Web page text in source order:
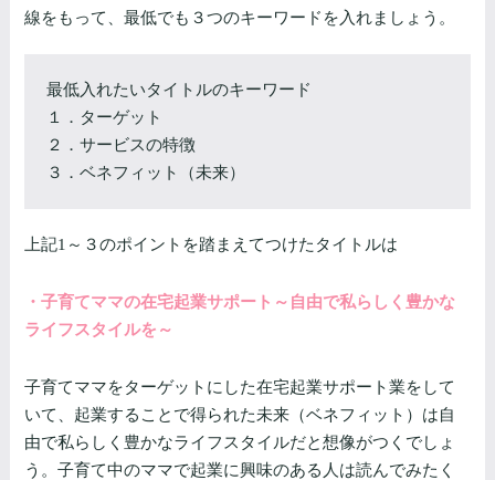
線をもって、最低でも３つのキーワードを入れましょう。
最低入れたいタイトルのキーワード
１．ターゲット
２．サービスの特徴
３．ベネフィット（未来）
上記1～３のポイントを踏まえてつけたタイトルは
・子育てママの在宅起業サポート～自由で私らしく豊かな
ライフスタイルを～
子育てママをターゲットにした在宅起業サポート業をして
いて、起業することで得られた未来（ベネフィット）は自
由で私らしく豊かなライフスタイルだと想像がつくでしょ
う。子育て中のママで起業に興味のある人は読んでみたく